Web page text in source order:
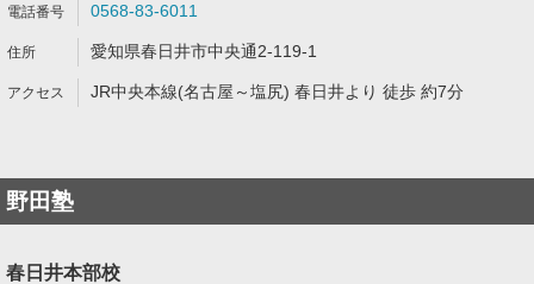
0568-83-6011
愛知県春日井市中央通2-119-1
JR中央本線(名古屋～塩尻) 春日井より 徒歩 約7分
野田塾
春日井本部校